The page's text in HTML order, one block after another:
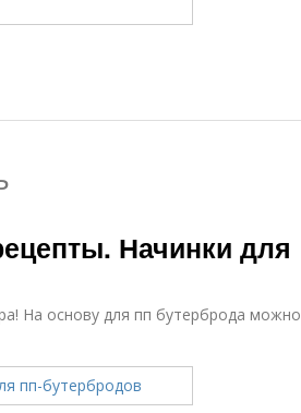
Начинки для
На основу для пп бутерброда можно